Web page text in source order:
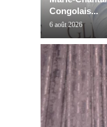
Congolais...
6 août 2026